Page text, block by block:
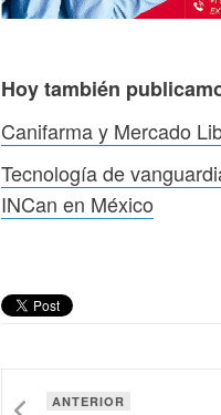
Hoy también
Canifarma y Mercado
Tecnología de
INCan en México
ANTERIOR